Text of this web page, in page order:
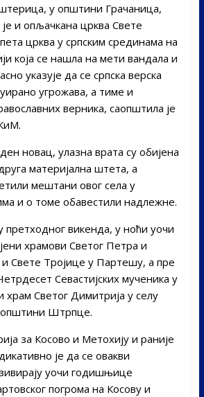
у општини Грачаница,
је и опљачкана црква Свете
црква у српским срединама на
која се нашла на мети вандала и
указује да се српска верска
угрожава, а тиме и
верника, саопштила је
новац, улазна врата су обијена
материјална штета, а
мештани овог села у
и о томе обавестили надлежне.
претходног викенда, у ноћи уочи
храмови Светог Петра и
и Свете Тројице у Партешу, а пре
Севастијских мученика у
храм Светог Димитрија у селу
Штрпце.
за Косово и Метохију и раније
је да се овакви
уочи годишњице
погрома на Косову и